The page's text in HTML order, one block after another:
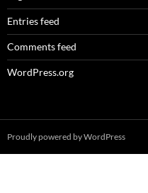
Entries feed
Comments feed
WordPress.org
Proudly powered by WordPress